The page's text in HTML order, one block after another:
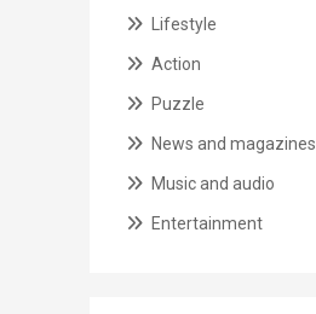
Lifestyle
Action
Puzzle
News and magazines
Music and audio
Entertainment